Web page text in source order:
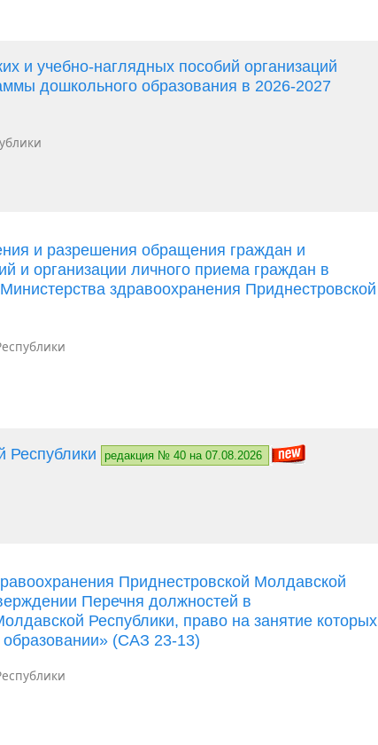
и учебно-наглядных пособий организаций
дошкольного образования в 2026-2027
и разрешения обращения граждан и
и организации личного приема граждан в
здравоохранения Приднестровской
редакция № 40 на 07.08.2026
Приднестровской Молдавской
Перечня должностей в
Республики, право на занятие которых
(САЗ 23-13)